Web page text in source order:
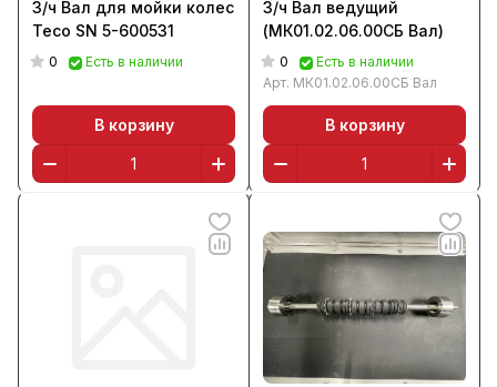
З/ч Вал для мойки колес
Тесо SN 5-600531
0 Есть в наличии
В корзину
З/ч Вал ведущий
(МК01.02.06.00СБ Вал)
0
Есть в наличии
Арт. МК01.02.06.00СБ Вал
В корзину